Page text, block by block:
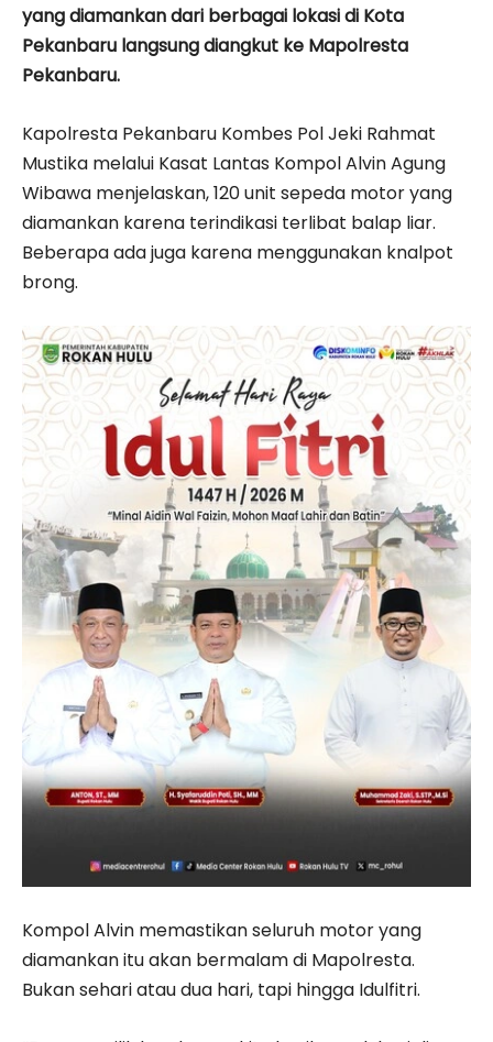
yang diamankan dari berbagai lokasi di Kota
Pekanbaru langsung diangkut ke Mapolresta
Pekanbaru.
Kapolresta Pekanbaru Kombes Pol Jeki Rahmat
Mustika melalui Kasat Lantas Kompol Alvin Agung
Wibawa menjelaskan, 120 unit sepeda motor yang
diamankan karena terindikasi terlibat balap liar.
Beberapa ada juga karena menggunakan knalpot
brong.
Kompol Alvin memastikan seluruh motor yang
diamankan itu akan bermalam di Mapolresta.
Bukan sehari atau dua hari, tapi hingga Idulfitri.